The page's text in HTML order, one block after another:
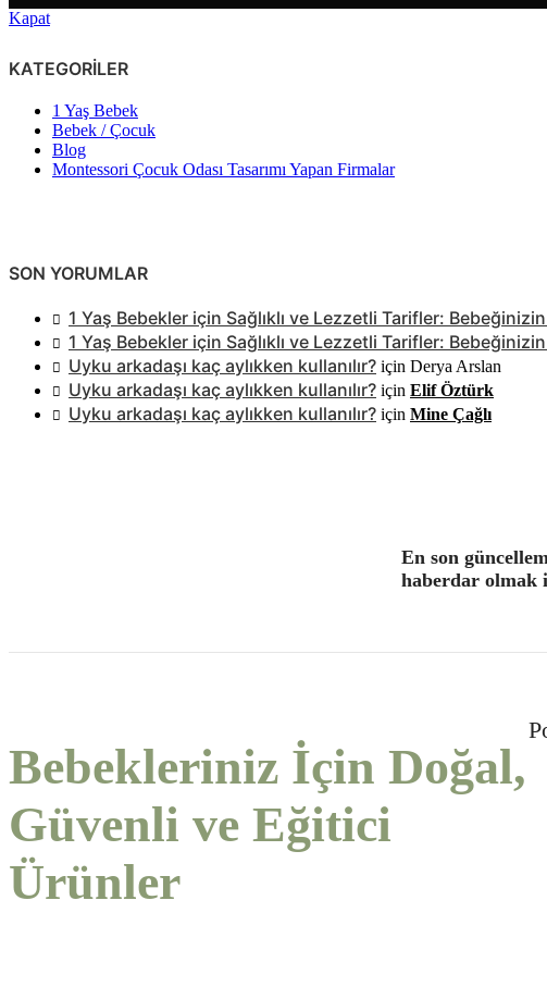
Kapat
KATEGORILER
1 Yaş Bebek
Bebek / Çocuk
Blog
Montessori Çocuk Odası Tasarımı Yapan Firmalar
SON YORUMLAR
1 Yaş Bebekler için Sağlıklı ve Lezzetli Tarifler:
1 Yaş Bebekler için Sağlıklı ve Lezzetli Tarifler:
Uyku arkadaşı kaç aylıkken kullanılır? için Derya Arslan
Uyku arkadaşı kaç aylıkken kullanılır? için Elif Öztürk
Uyku arkadaşı kaç aylıkken kullanılır? için Mine Çağlı
En son
haberdar olmak
Bebekleriniz İçin Doğal,
Güvenli ve Eğitici
Ürünler